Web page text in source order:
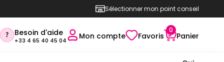
Sélectionner mon point conseil
Besoin d'aide
+33 4 65 40 45 04 Mon compte Favoris
0
Panier